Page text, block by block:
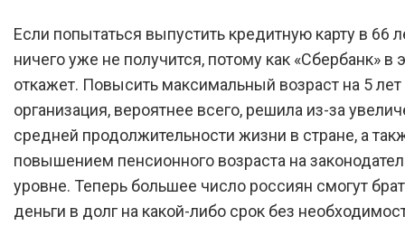
Если попытаться выпустить кредитную карту в 66
ничего уже не получится, потому как «Сбербанк» в
откажет. Повысить максимальный возраст на 5
организация, вероятнее всего, решила из-за
средней продолжительности жизни в стране, а
повышением пенсионного возраста на
уровне. Теперь большее число россиян смогут
деньги в долг на какой-либо срок без